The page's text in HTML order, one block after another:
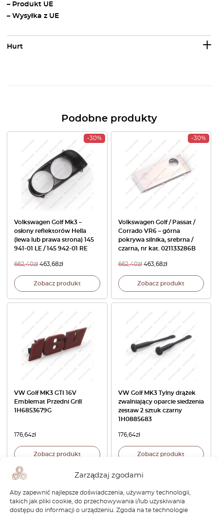
Zarządzaj zgodami
Aby zapewnić najlepsze doświadczenia, używamy technologii,
takich jak pliki cookie, do przechowywania i/lub uzyskiwania
dostępu do informacji o urządzeniu. Zgoda na te technologie
– Produkt UE
– Wysyłka z UE
Hurt
Podobne produkty
-30%
Volkswagen Golf Mk3 –
osłony reflektorów Hella
(lewa lub prawa strona) 145
941-01 LE / 145 942-01 RE
662,40zł 463,68zł
Zobacz produkt
-30%
Volkswagen Golf / Passat /
Corrado VR6 – górna
pokrywa silnika, srebrna /
czarna, nr kat. 021133286B
662,40zł 463,68zł
Zobacz produkt
VW Golf MK3 GTI 16V
Emblemat Przedni Grill
1H6853679G
176,64zł
Zobacz produkt
VW Golf MK3 Tylny drążek
zwalniający oparcie siedzenia
zestaw 2 sztuk czarny
1H0885683
176,64zł
Zobacz produkt